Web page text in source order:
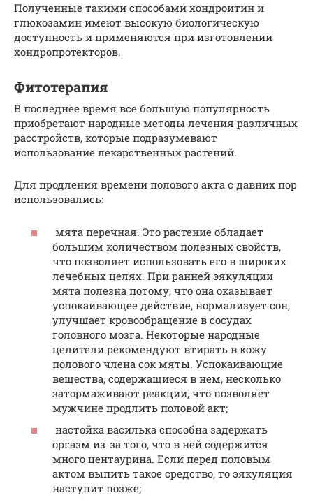
Полученные такими способами хондроитин и
глюкозамин имеют высокую биологическую
доступность и применяются при изготовлении
хондропротекторов.
Фитотерапия
В последнее время все большую популярность
приобретают народные методы лечения различных
расстройств, которые подразумевают
использование лекарственных растений.
Для продления времени полового акта с давних пор
использовались:
мята перечная. Это растение обладает
большим количеством полезных свойств,
что позволяет использовать его в широких
лечебных целях. При ранней эякуляции
мята полезна потому, что она оказывает
успокаивающее действие, нормализует сон,
улучшает кровообращение в сосудах
головного мозга. Некоторые народные
целители рекомендуют втирать в кожу
полового члена сок мяты. Успокаивающие
вещества, содержащиеся в нем, несколько
затормаживают реакции, что позволяет
мужчине продлить половой акт;
настойка василька способна задержать
оргазм из-за того, что в ней содержится
много центаурина. Если перед половым
актом выпить такое средство, то эякуляция
наступит позже;